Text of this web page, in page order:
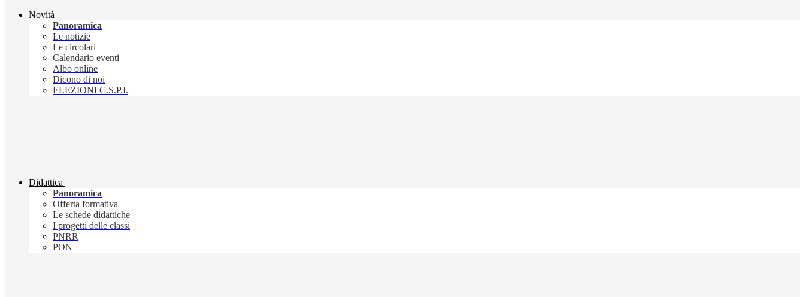
Novità
Panoramica
Le notizie
Le circolari
Calendario eventi
Albo online
Dicono di noi
ELEZIONI C.S.P.I.
Didattica
Panoramica
Offerta formativa
Le schede didattiche
I progetti delle classi
PNRR
PON